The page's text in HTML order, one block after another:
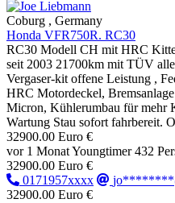
Coburg , Germany
Honda VFR750R. RC30
RC30 Modell CH mit HRC
seit 2003 21700km mit TÜV
Vergaser-kit offene Leistung ,
HRC Motordeckel,
Micron, Kühlerumbau für mehr
Wartung Stau sofort fahrbereit.
32900.00 Euro €
vor 1 MonatYoungtimer 432
32900.00 Euro €
0171957xxxx
32900.00 Euro €